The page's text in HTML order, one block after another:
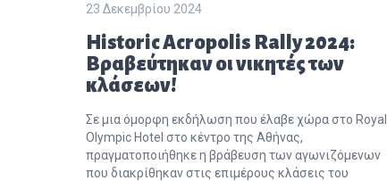
23 Δεκεμβρίου 2024
Historic Acropolis Rally 2024:
Βραβεύτηκαν οι νικητές των
κλάσεων!
Σε μια όμορφη εκδήλωση που έλαβε χώρα στο Royal
Olympic Hotel στο κέντρο της Αθήνας,
πραγματοποιήθηκε η βράβευση των αγωνιζόμενων
που διακρίθηκαν στις επιμέρους κλάσεις του